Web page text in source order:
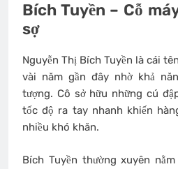
Bích Tuyền – Cỗ
sợ
Nguyễn Thị Bích Tuyền là cái
vài năm gần đây nhờ khả
tượng. Cô sở hữu những cú
tốc độ ra tay nhanh khiến
nhiều khó khăn.
Bích Tuyền thường xuyên